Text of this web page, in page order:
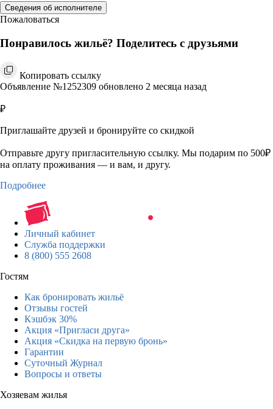
Сведения об исполнителе
Пожаловаться
Понравилось жильё? Поделитесь с друзьями
Копировать ссылку
Объявление №1252309 обновлено 2 месяца назад
₽
Приглашайте друзей и бронируйте со скидкой
Отправьте другу пригласительную ссылку. Мы подарим по 500₽
на оплату проживания — и вам, и другу.
Подробнее
Личный кабинет
Служба поддержки
8 (800) 555 2608
Гостям
Как бронировать жильё
Отзывы гостей
Кэшбэк 30%
Акция «Пригласи друга»
Акция «Скидка на первую бронь»
Гарантии
Суточный Журнал
Вопросы и ответы
Хозяевам жилья